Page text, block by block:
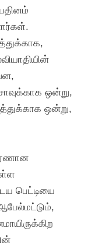
ஒன்று,
ஒன்று,
பெட்டியை